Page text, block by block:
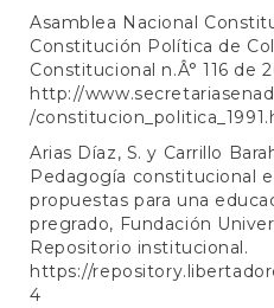
Asamblea Nacional
Constitución Política de
Constitucional n.Â° 116 de
http://
/
Arias Díaz, S. y Carrillo
Pedagogía constitucional
propuestas para una
pregrado, Fundación
Repositorio institucional.
https://
4